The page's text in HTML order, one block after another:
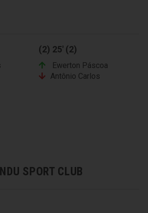
(2) 25' (2)
Ewerton Páscoa
Antônio Carlos
SPORT CLUB